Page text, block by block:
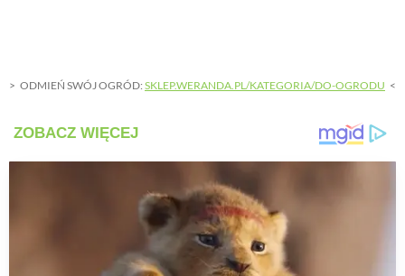
ODMIEŃ SWÓJ OGRÓD: SKLEP.WERANDA.PL/KATEGORIA/DO-OGRODU